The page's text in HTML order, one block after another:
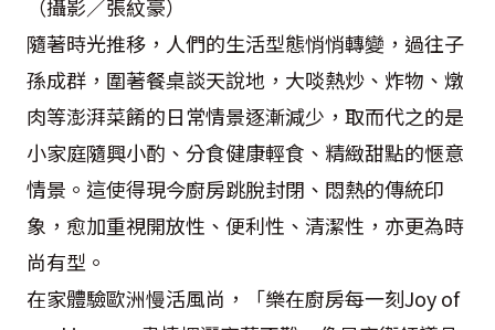
（攝影／張紋豪）
隨著時光推移，人們的生活型態悄悄轉變，過往子
孫成群，圍著餐桌談天說地，大啖熱炒、炸物、燉
肉等澎湃菜餚的日常情景逐漸減少，取而代之的是
小家庭隨興小酌、分食健康輕食、精緻甜點的愜意
情景。這使得現今廚房跳脫封閉、悶熱的傳統印
象，愈加重視開放性、便利性、清潔性，亦更為時
尚有型。
在家體驗歐洲慢活風尚，「樂在廚房每一刻Joy of